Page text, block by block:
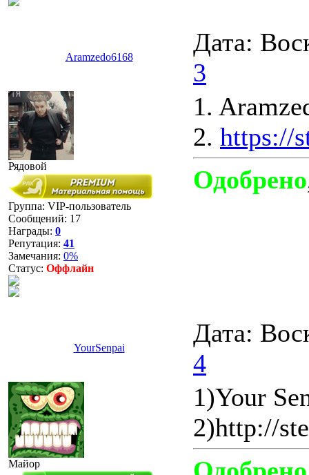
Aramzedo6168
Дата:
3
Рядовой
Группа: VIP-пользователь
Сообщений: 17
Награды: 0
Репутация: 41
Замечания: 0%
Статус: Оффлайн
1.
2. https://
Одобрено
YourSenpai
Дата:
4
Майор
1)Your
2)http://